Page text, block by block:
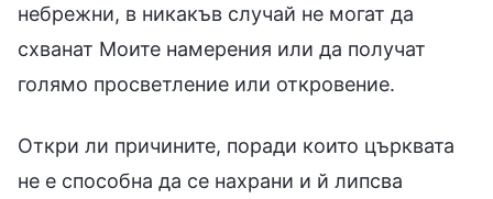
небрежни, в никакъв случай не могат да
схванат Моите намерения или да получат
голямо просветление или откровение.
Откри ли причините, поради които църквата
не е способна да се нахрани и й липсва